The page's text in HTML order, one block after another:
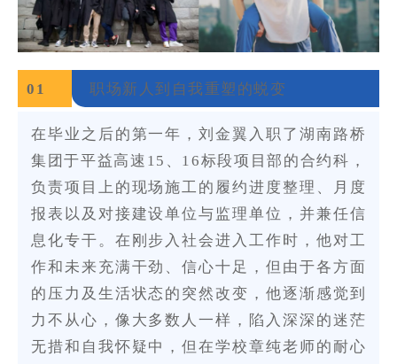
0 1 职场新人到自我重塑的蜕变
在毕业之后的第一年，刘金翼入职了湖南路桥
集团于平益高速15、16标段项目部的合约科，
负责项目上的现场施工的履约进度整理、月度
报表以及对接建设单位与监理单位，并兼任信
息化专干。在刚步入社会进入工作时，他对工
作和未来充满干劲、信心十足，但由于各方面
的压力及生活状态的突然改变，他逐渐感觉到
力不从心，像大多数人一样，陷入深深的迷茫
无措和自我怀疑中，但在学校章纯老师的耐心